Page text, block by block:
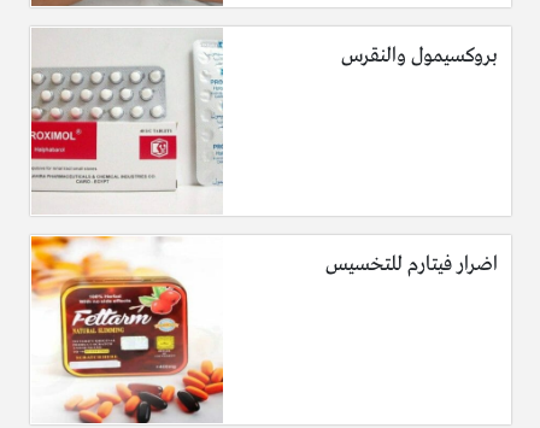
بروكسيمول والنقرس
اضرار فيتارم للتخسيس